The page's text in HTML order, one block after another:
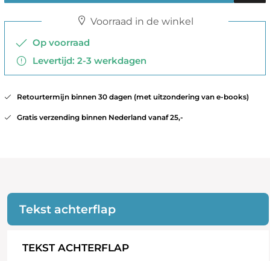
Voorraad in de winkel
Op voorraad
Levertijd: 2-3 werkdagen
Retourtermijn binnen 30 dagen (met uitzondering van e-books)
Gratis verzending binnen Nederland vanaf 25,-
Tekst achterflap
TEKST ACHTERFLAP